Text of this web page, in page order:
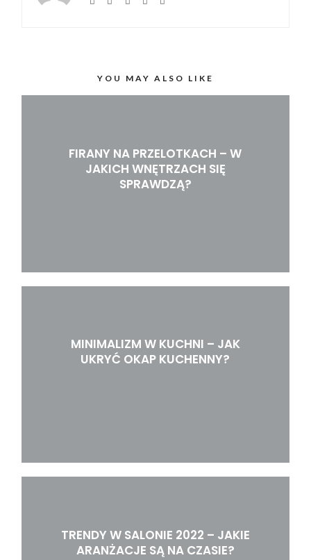
YOU MAY ALSO LIKE
FIRANY NA PRZELOTKACH – W
JAKICH WNĘTRZACH SIĘ
SPRAWDZĄ?
MINIMALIZM W KUCHNI – JAK
UKRYĆ OKAP KUCHENNY?
TRENDY W SALONIE 2022 – JAKIE
ARANŻACJE SĄ NA CZASIE?